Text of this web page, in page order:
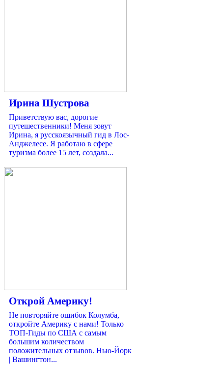
Ирина Шустрова
Приветствую вас, дорогие
путешественники! Меня зовут
Ирина, я русскоязычный гид в Лос-
Анджелесе. Я работаю в сфере
туризма более 15 лет, создала...
Открой Америку!
Не повторяйте ошибок Колумба,
откройте Америку с нами! Только
ТОП-Гиды по США с самым
большим количеством
положительных отзывов. Нью-Йорк
| Вашингтон...